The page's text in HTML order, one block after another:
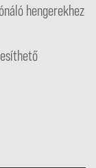
hengerekhez